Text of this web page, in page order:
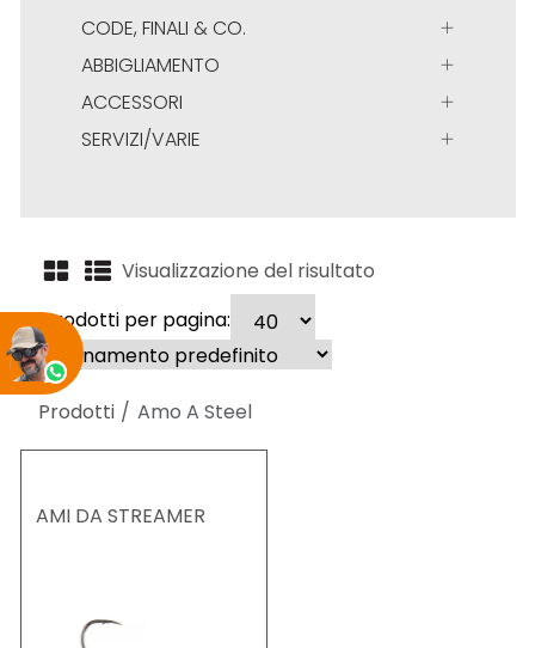
CODE, FINALI & CO.
ABBIGLIAMENTO
ACCESSORI
SERVIZI/VARIE
Visualizzazione del risultato
Prodotti per pagina:
Prodotti Amo A Steel
AMI DA STREAMER